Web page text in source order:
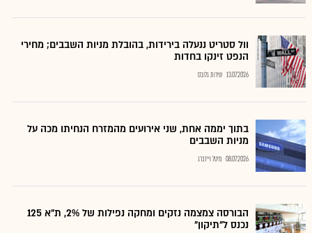
וול סטריט ננעלה בירידות, בהובלת מניות השבבים; מחירי
הנפט זינקו בחדות
13.07.2026 שירות גלובס
בתוך יממה אחת, שני אירועים מהמזרח הנחיתו מכה על
מניות השבבים
08.07.2026 מיטל וייזברג
הבורסה צמצמה נזקים ומחקה נפילות של 2%, ת"א 125
נכנס ל"תיקון"